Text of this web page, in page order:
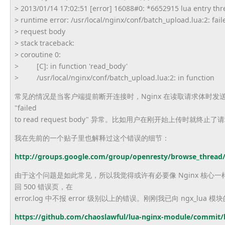
> 2013/01/14 17:02:51 [error] 16088#0: *6652915 lua entry
> runtime error: /usr/local/nginx/conf/batch_ upload.lua:2:
> request body
> stack traceback:
> coroutine 0:
> [C]: in function 'read_body'
> /usr/local/nginx/conf/batch_ upload.lua:2: in function
常见的情况是当客户端提前断开连接时，Nginx 在读取请求体时
"failed
to read request body" 异常。比如用户在刚开始上传时就终止了
我在先前的一个贴子里也解释过这个错误的细节：
http://groups.google.com/group/openresty/browse_thread/
由于这个问题是如此常见，所以我觉得或许有必要像 Nginx 核心
回 500 错误页，在
error.log 中不报 error 级别以上的错误。刚刚我已向 ngx_lua 模
https://github.com/chaoslawful/lua-nginx-module/commit/